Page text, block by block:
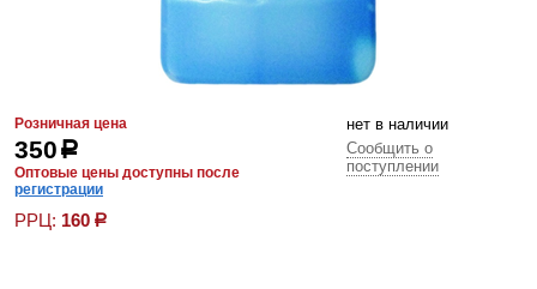
Розничная цена
350р
Оптовые цены доступны после
регистрации
РРЦ: 160 р
нет в наличии
Сообщить о
поступлении